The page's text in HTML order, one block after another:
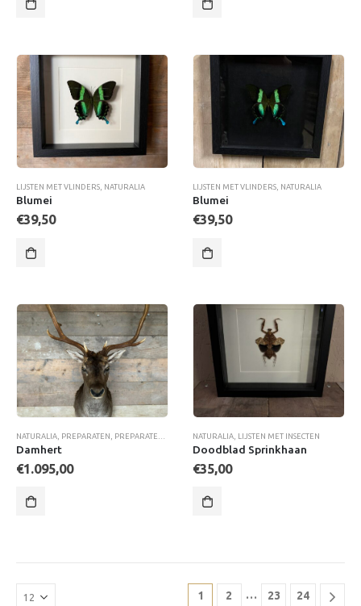
LIJSTEN MET VLINDERS NATURALIA
Blumei
€39,50
LIJSTEN MET VLINDERS NATURALIA
Blumei
€39,50
NATURALIA PREPARATEN PREPARATEN WOONACCESSOIRES
Damhert
€1.095,00
NATURALIA LIJSTEN MET INSECTEN
Doodblad Sprinkhaan
€35,00
1 2 … 23 24